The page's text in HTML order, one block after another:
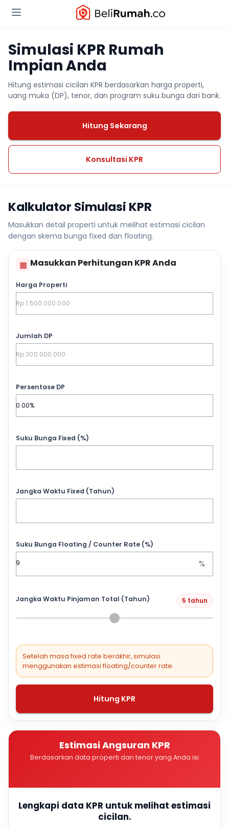
Simulasi KPR Rumah
Impian Anda
Hitung estimasi cicilan KPR berdasarkan harga properti,
uang muka (DP), tenor, dan program suku bunga dari bank.
Hitung Sekarang
Konsultasi KPR
Kalkulator Simulasi KPR
Masukkan detail properti untuk melihat estimasi cicilan
dengan skema bunga fixed dan floating.
▦ Masukkan Perhitungan KPR Anda
Harga Properti
Jumlah DP
Persentase DP
Suku Bunga Fixed (%)
Jangka Waktu Fixed (Tahun)
Suku Bunga Floating / Counter Rate (%)
%
Jangka Waktu Pinjaman Total (Tahun) 5 tahun
Setelah masa fixed rate berakhir, simulasi
menggunakan estimasi floating/counter rate.
Hitung KPR
Estimasi Angsuran KPR
Berdasarkan data properti dan tenor yang Anda isi
Lengkapi data KPR untuk melihat estimasi
cicilan.